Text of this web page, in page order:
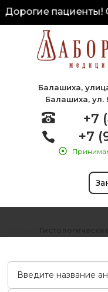
пациенты! С
Балашиха,
Балашиха, ул.
+7
+7